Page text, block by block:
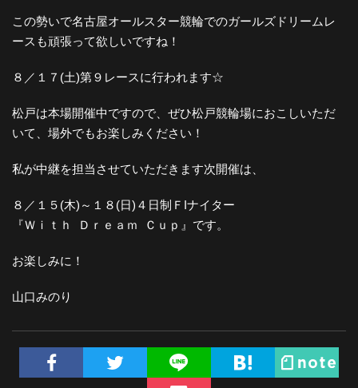
この勢いで名古屋オールスター競輪でのガールズドリームレ
ースも頑張って欲しいですね！
８／１７(土)第９レースに行われます☆
松戸は本場開催中ですので、ぜひ松戸競輪場におこしいただ
いて、場外でもお楽しみください！
私が中継を担当させていただきます次開催は、
８／１５(木)～１８(日)４日制ＦIナイター
『Ｗｉｔｈ Ｄｒｅａｍ Ｃｕｐ』です。
お楽しみに！
山口みのり